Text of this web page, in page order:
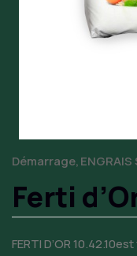
DémarrageENGRAIS
Ferti
FERTI D’OR